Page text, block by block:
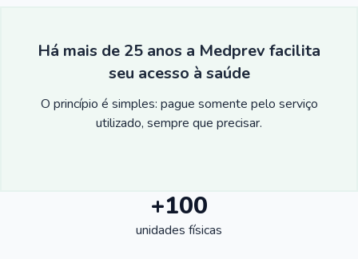
Há mais de 25 anos a Medprev facilita
seu acesso à saúde
O princípio é simples: pague somente pelo serviço
utilizado, sempre que precisar.
+100
unidades físicas